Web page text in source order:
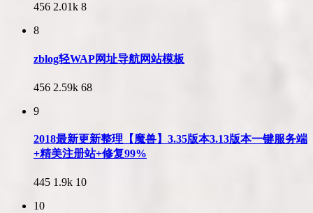
456 2.01k 8
8
zblog轻WAP网址导航网站模板
456 2.59k 68
9
2018最新更新整理【魔兽】3.35版本3.13版本一键服务端
+精美注册站+修复99%
445 1.9k 10
10